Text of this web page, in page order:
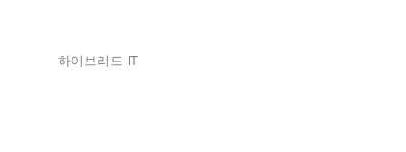
하이브리드 IT